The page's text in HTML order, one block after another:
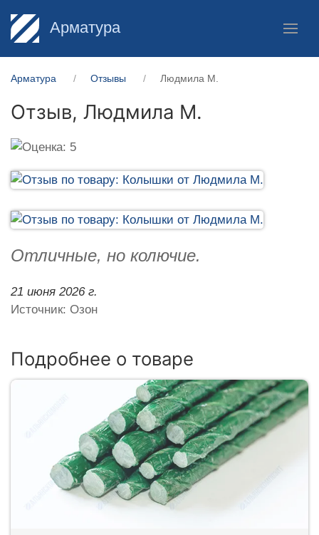
Арматура
Арматура Отзывы Людмила М.
Отзыв, Людмила М.
Отличные, но колючие.
21 июня 2026 г.
Источник: Озон
Подробнее о товаре